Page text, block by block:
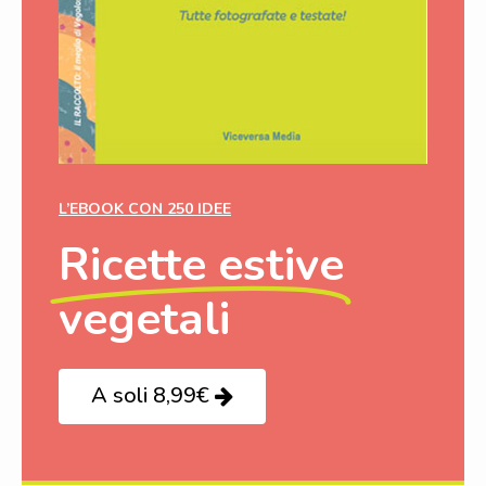
L’EBOOK CON 250 IDEE
Ricette estive
vegetali
A soli 8,99€